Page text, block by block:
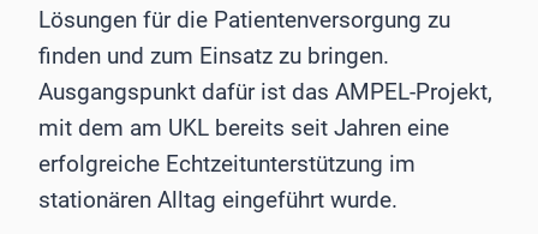
Lösungen für die Patientenversorgung zu
finden und zum Einsatz zu bringen.
Ausgangspunkt dafür ist das AMPEL-Projekt,
mit dem am UKL bereits seit Jahren eine
erfolgreiche Echtzeitunterstützung im
stationären Alltag eingeführt wurde.